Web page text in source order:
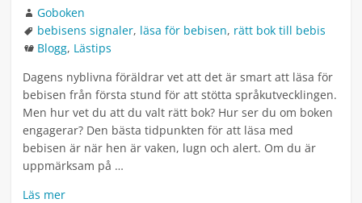
Författare
Goboken
Taggar
bebisens signaler, läsa för bebisen, rätt bok till bebis
Kategorier
Blogg, Lästips
Dagens nyblivna föräldrar vet att det är smart att läsa för
bebisen från första stund för att stötta språkutvecklingen.
Men hur vet du att du valt rätt bok? Hur ser du om boken
engagerar? Den bästa tidpunkten för att läsa med
bebisen är när hen är vaken, lugn och alert. Om du är
uppmärksam på …
Läs mer